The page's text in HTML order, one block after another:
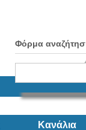
Φόρμα
Κανάλια